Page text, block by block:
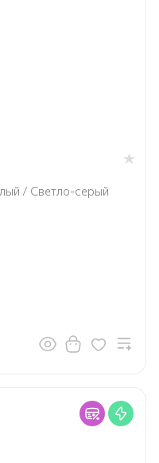
/ Светло-серый